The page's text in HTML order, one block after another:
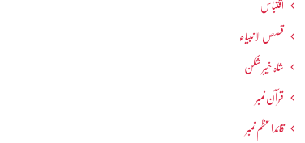
اقتباس
قصص الانبیاء
شاہ خیبر شکن
قرآن نمبر
قائداعظم نمبر